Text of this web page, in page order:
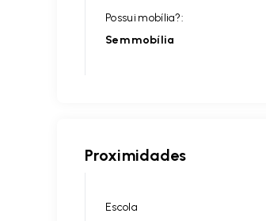
Possui mobília?:
Sem mobília
Proximidades
Escola